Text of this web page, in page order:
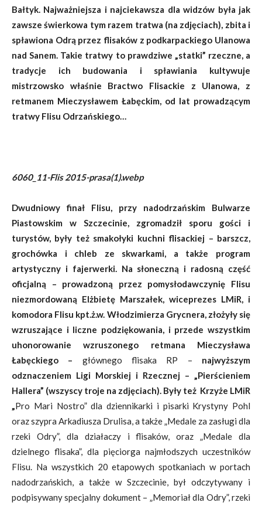
Bałtyk. Najważniejsza i najciekawsza dla widzów była jak
zawsze świerkowa tym razem tratwa (na zdjęciach), zbita i
spławiona Odrą przez flisaków z podkarpackiego Ulanowa
nad Sanem. Takie tratwy to prawdziwe „statki” rzeczne, a
tradycje ich budowania i spławiania kultywuje
mistrzowsko właśnie Bractwo Flisackie z Ulanowa, z
retmanem Mieczysławem Łabęckim, od lat prowadzącym
tratwy Flisu Odrzańskiego…
6060_11-Flis 2015-prasa(1).webp
Dwudniowy finał Flisu, przy nadodrzańskim Bulwarze
Piastowskim w Szczecinie, zgromadził sporu gości i
turystów, były też smakołyki kuchni flisackiej – barszcz,
grochówka i chleb ze skwarkami, a także program
artystyczny i fajerwerki. Na słoneczną i radosną część
oficjalną – prowadzoną przez pomysłodawczynię Flisu
niezmordowaną Elżbietę Marszałek, wiceprezes LMiR, i
komodora Flisu kpt.ż.w. Włodzimierza Grycnera, złożyły się
wzruszające i liczne podziękowania, i przede wszystkim
uhonorowanie wzruszonego retmana Mieczysława
Łabęckiego – głównego flisaka RP – najwyższym
odznaczeniem Ligi Morskiej i Rzecznej – „Pierścieniem
Hallera” (wszyscy troje na zdjęciach). Były też Krzyże LMiR
„Pro Mari Nostro” dla dziennikarki i pisarki Krystyny Pohl
oraz szypra Arkadiusza Drulisa, a także „Medale za zasługi dla
rzeki Odry”, dla działaczy i flisaków, oraz „Medale dla
dzielnego flisaka”, dla pięciorga najmłodszych uczestników
Flisu. Na wszystkich 20 etapowych spotkaniach w portach
nadodrzańskich, a także w Szczecinie, był odczytywany i
podpisywany specjalny dokument – „Memoriał dla Odry”, rzeki